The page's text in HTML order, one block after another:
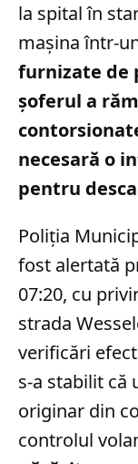
la spital în
mașina într-
furnizate de
șoferul a
necesară o
pentru
Poliția
fost alertată
07:20, cu
strada
verificări
s-a stabilit că
originar din
controlul